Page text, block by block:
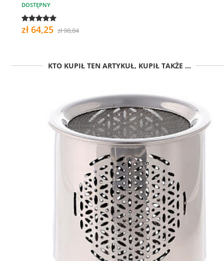
DOSTĘPNY
zł 64,25 zł 98,84
KTO KUPIŁ TEN ARTYKUŁ, KUPIŁ TAKŻE ...